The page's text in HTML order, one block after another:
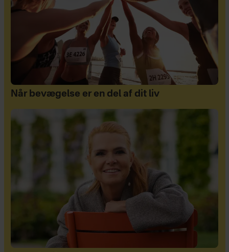
Når bevægelse er en del af dit liv